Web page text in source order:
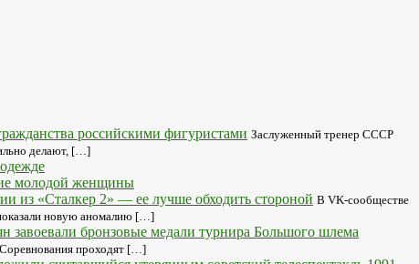
российскими фигуристами Заслуженный тренер СССР
делают, […]
молодой женщины
из «Сталкер 2» — ее лучше обходить стороной В VK-сообществе
новую аномалию […]
завоевали бронзовые медали турнира Большого шлема
Соревнования проходят […]